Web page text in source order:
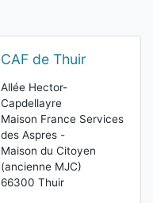
CAF de Thuir
Allée Hector-
Capdellayre
Maison France Services
des Aspres -
Maison du Citoyen
(ancienne MJC)
66300 Thuir